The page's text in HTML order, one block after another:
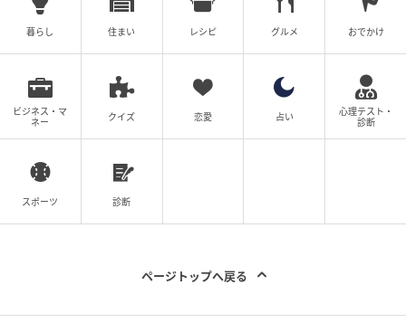
そのワイドパンツ、重たく見えてない？2026
初夏にアカ抜ける大人コーデの正解
の記事をもっとみる
暮らし 住まい レシピ グルメ おでかけ
ビジネス・マ
ネー
クイズ 恋愛 占い
心理テスト・
診断
スポーツ 診断
ページトップへ戻る